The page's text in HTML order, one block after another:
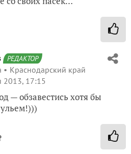
РЕДАКТОР
Краснодарский край
2013, 17:15
— обзавестись хотя бы